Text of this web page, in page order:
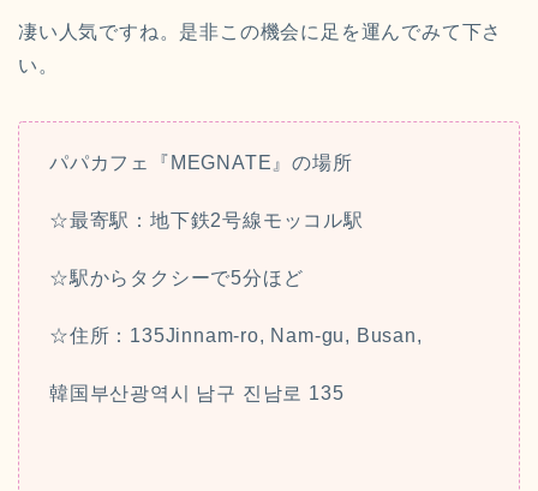
凄い人気ですね。是非この機会に足を運んでみて下さ
い。
パパカフェ『MEGNATE』の場所
☆最寄駅：地下鉄2号線モッコル駅
☆駅からタクシーで5分ほど
☆住所：135Jinnam-ro, Nam-gu, Busan,
韓国부산광역시 남구 진남로 135